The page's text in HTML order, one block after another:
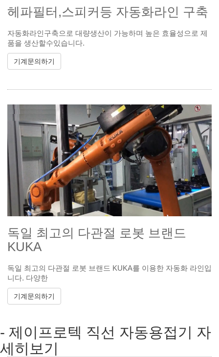
헤파필터,스피커등 자동화라인 구축
자동화라인구축으로 대량생산이 가능하며 높은 효율성으로 제
품을 생산할수있습니다.
기계문의하기
독일 최고의 다관절 로봇 브랜드
KUKA
독일 최고의 다관절 로봇 브랜드 KUKA를 이용한 자동화 라인입
니다. 다양한
기계문의하기
- 제이프로텍 직선 자동용접기 자
세히보기